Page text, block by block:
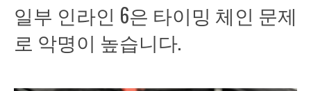
일부 인라인 6은 타이밍 체인 문제
로 악명이 높습니다.